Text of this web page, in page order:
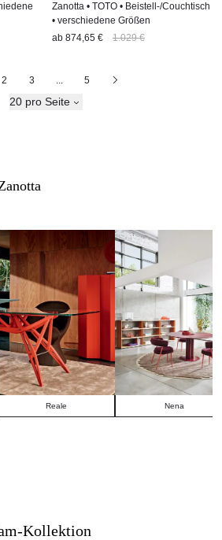
Zanotta • TOTO • Beistell-/Couchtisch
• verschiedene Größen
ab 874,65 € 1.029 €
Seite
2
Seite
3 5
Nächste
20 pro Seite
Reale Nena
Kollektion